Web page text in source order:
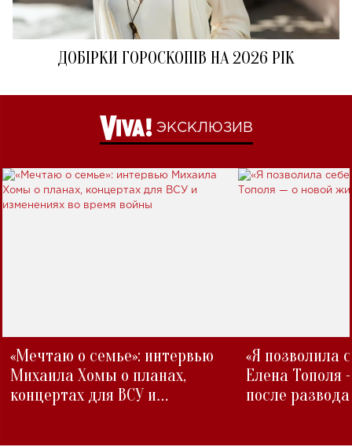
ДОБІРКИ ГОРОСКОПІВ НА 2026 РІК
ЭКСКЛЮЗИВ
«Мечтаю о семье»: интервью
Михаила Хомы о планах,
концертах для ВСУ и
«Я позволила
Елена Тополя
после развода